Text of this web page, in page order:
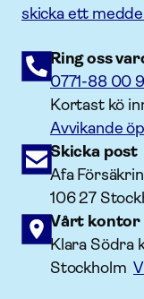
skicka ett
Ring oss
0771-88 00
Kortast kö
Avvikande
Skicka post
Afa
106 27
Vårt kontor
Klara Södra
Stockholm